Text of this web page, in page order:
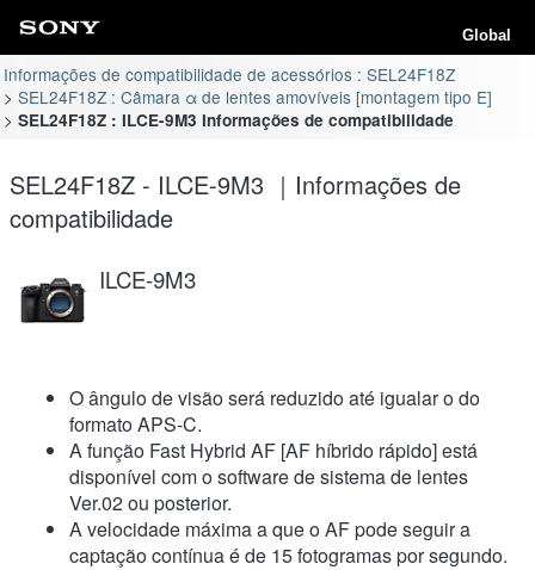
Global
Informações de compatibilidade de acessórios : SEL24F18Z
SEL24F18Z : Câmara α de lentes amovíveis [montagem tipo E]
SEL24F18Z : ILCE-9M3 Informações de compatibilidade
SEL24F18Z - ILCE-9M3 ｜Informações de
compatibilidade
ILCE-9M3
O ângulo de visão será reduzido até igualar o do
formato APS-C.
A função Fast Hybrid AF [AF híbrido rápido] está
disponível com o software de sistema de lentes
Ver.02 ou posterior.
A velocidade máxima a que o AF pode seguir a
captação contínua é de 15 fotogramas por segundo.